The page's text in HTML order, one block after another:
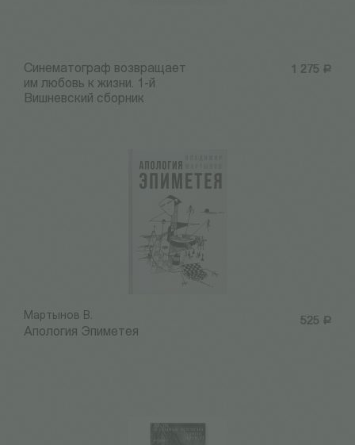
1 275 Р
Синематограф возвращает
им любовь к жизни. 1-й
Вишневский сборник
525 Р
Мартынов В.
Апология Эпиметея